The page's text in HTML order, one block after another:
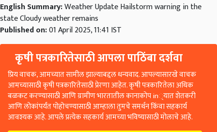
English Summary:Weather Update Hailstorm warning in the
state Cloudy weather remains
Published on:01 April 2025, 11:41 IST
कृषी पत्रकारितेसाठी आपला पाठिंबा दर्शवा
प्रिय वाचक, आमच्यात सामील झाल्याबद्दल धन्यवाद. आपल्यासारखे वाचक
आमच्यासाठी कृषी पत्रकारितेसाठी प्रेरणा आहेत. कृषी पत्रकारितेला अधिक
बळकट करण्यासाठी आणि ग्रामीण भारतातील कानाकोप in्यात शेतकरी
आणि लोकांपर्यंत पोहोचण्यासाठी आम्हाला तुमचे समर्थन किंवा सहकार्य
आवश्यक आहे. आपले प्रत्येक सहकार्य आमच्या भविष्यासाठी मोलाचे आहे.